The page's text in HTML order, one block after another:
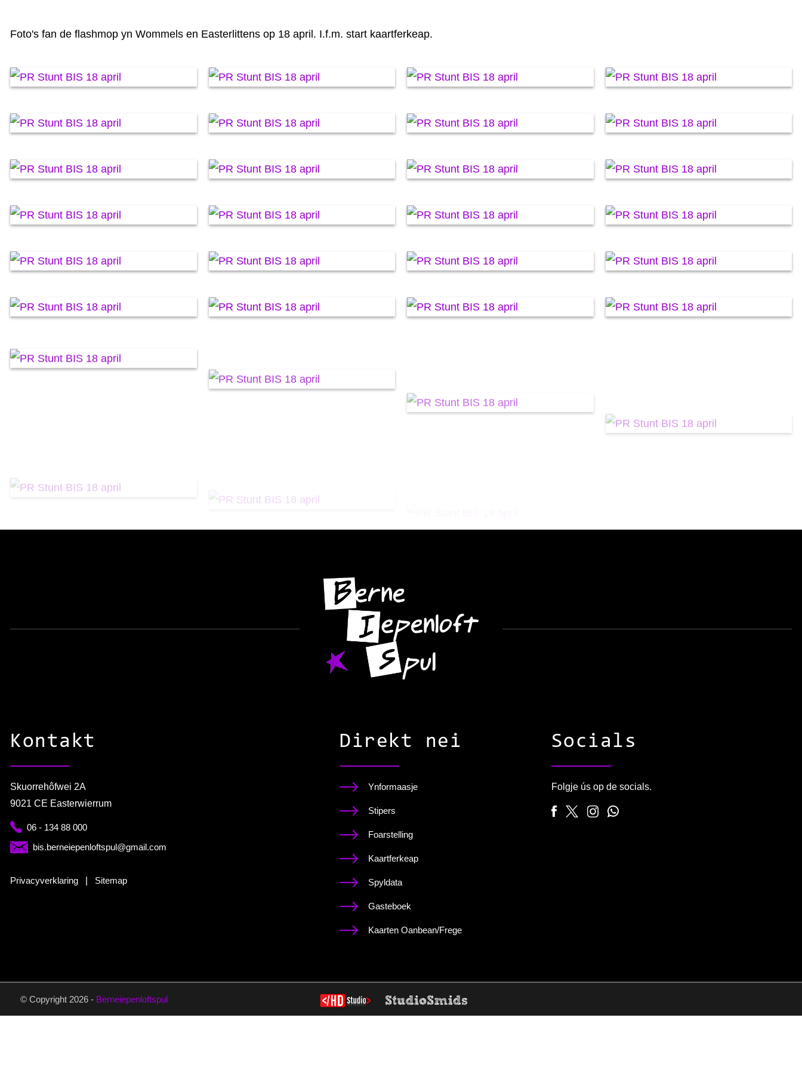
Foto's fan de flashmop yn Wommels en Easterlittens op 18 april. I.f.m. start kaartferkeap.
Kontakt
Skuorrehôfwei 2A
9021 CE Easterwierrum
06 - 134 88 000
bis.berneiepenloftspul@gmail.com
Privacyverklaring Sitemap
Direkt nei
Ynformaasje
Stipers
Foarstelling
Kaartferkeap
Spyldata
Gasteboek
Kaarten Oanbean/Frege
Socials
Folgje ús op de socials.
© Copyright 2026 - Berneiepenloftspul